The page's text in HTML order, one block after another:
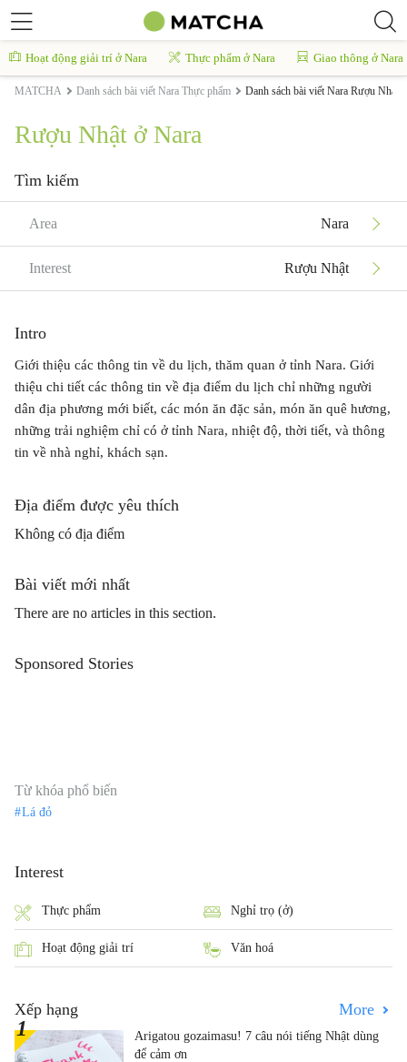
Hoạt động giải trí ở Nara Thực phẩm ở Nara Giao thông ở Nara
MATCHA Danh sách bài viết Nara Thực phẩm Danh sách bài viết Nara Rượu Nhật
Rượu Nhật ở Nara
Tìm kiếm
Area Nara
Interest Rượu Nhật
Intro
Giới thiệu các thông tin về du lịch, thăm quan ở tỉnh Nara. Giới
thiệu chi tiết các thông tin về địa điểm du lịch chỉ những người
dân địa phương mới biết, các món ăn đặc sản, món ăn quê hương,
những trải nghiệm chỉ có ở tỉnh Nara, nhiệt độ, thời tiết, và thông
tin về nhà nghỉ, khách sạn.
Địa điểm được yêu thích
Không có địa điểm
Bài viết mới nhất
There are no articles in this section.
Sponsored Stories
Từ khóa phổ biến
Lá đỏ
Interest
Thực phẩm Nghỉ trọ (ở)
Hoạt động giải trí Văn hoá
Xếp hạng More
Arigatou gozaimasu! 7 câu nói tiếng Nhật dùng
để cảm ơn